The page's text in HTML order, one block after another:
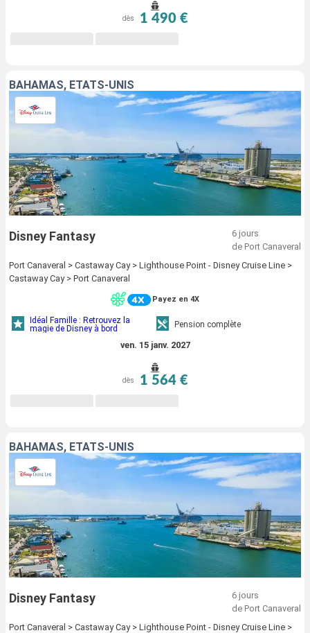
dès 1 490 €
BAHAMAS, ÉTATS-UNIS
Disney Fantasy
6 jours
de Port Canaveral
Port Canaveral > Castaway Cay > Lighthouse Point - Disney Cruise Line >
Castaway Cay > Port Canaveral
Payez en 4X
Idéal Famille : Retrouvez la
magie de Disney à bord
Pension complète
ven. 15 janv. 2027
dès 1 564 €
BAHAMAS, ÉTATS-UNIS
Disney Fantasy
6 jours
de Port Canaveral
Port Canaveral > Castaway Cay > Lighthouse Point - Disney Cruise Line >